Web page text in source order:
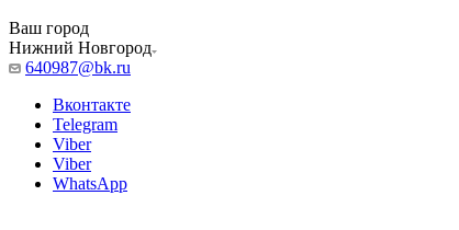
Ваш город
Нижний Новгород
640987@bk.ru
Вконтакте
Telegram
Viber
Viber
WhatsApp